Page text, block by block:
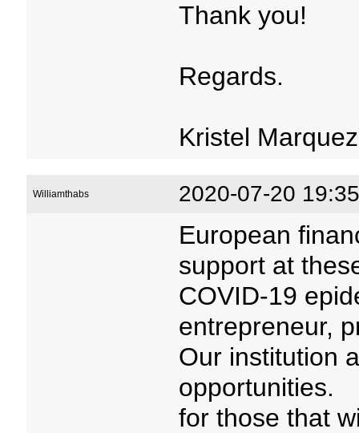
Thank you!
Regards.
Kristel Marquez
Williamthabs 2020-07-20
European
support at
COVID-19
entrepreneur,
Our institution
opportunities.
for those that